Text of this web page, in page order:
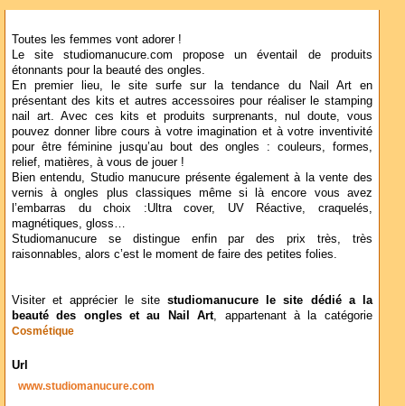
Toutes les femmes vont adorer !
Le site studiomanucure.com propose un éventail de produits
étonnants pour la beauté des ongles.
En premier lieu, le site surfe sur la tendance du Nail Art en
présentant des kits et autres accessoires pour réaliser le stamping
nail art. Avec ces kits et produits surprenants, nul doute, vous
pouvez donner libre cours à votre imagination et à votre inventivité
pour être féminine jusqu’au bout des ongles : couleurs, formes,
relief, matières, à vous de jouer !
Bien entendu, Studio manucure présente également à la vente des
vernis à ongles plus classiques même si là encore vous avez
l’embarras du choix :Ultra cover, UV Réactive, craquelés,
magnétiques, gloss…
Studiomanucure se distingue enfin par des prix très, très
raisonnables, alors c’est le moment de faire des petites folies.
Visiter et apprécier le sitestudiomanucure le site dédié a la
beauté des ongles et au Nail Art, appartenant à la catégorie
Cosmétique
Url
www.studiomanucure.com